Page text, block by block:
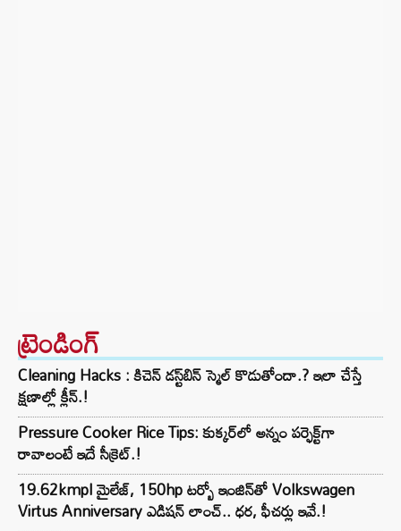
ట్రెండింగ్‌
Cleaning Hacks : కిచెన్ డస్ట్‌బిన్ స్మెల్ కొడుతోందా.? ఇలా చేస్తే
క్షణాల్లో క్లీన్.!
Pressure Cooker Rice Tips: కుక్కర్‌లో అన్నం పర్ఫెక్ట్‌గా
రావాలంటే ఇదే సీక్రెట్.!
19.62kmpl మైలేజ్, 150hp టర్బో ఇంజిన్‌తో Volkswagen
Virtus Anniversary ఎడిషన్ లాంచ్.. ధర, ఫీచర్లు ఇవే.!